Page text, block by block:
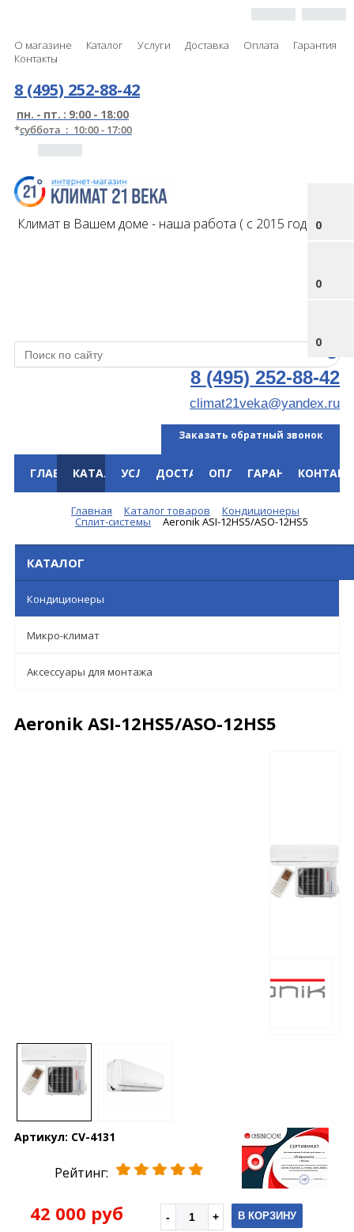
О магазине Каталог Услуги Доставка Оплата
Гарантия
Контакты
0
0
0
8 (495) 252-88-42
пн. - пт. : 9:00 - 18:00
*суббота : 10:00 - 17:00
Климат в Вашем доме - наша работа ( с 2015 года )
8 (495) 252-88-42
climat21veka@yandex.ru
Заказать обратный звонок
ГЛАВНАЯКАТАЛОГУСЛУГИДОСТАВКАОПЛАТАГАРАНТИЯ
Главная Каталог товаров Кондиционеры
Сплит-системы Aeronik ASI-12HS5/ASO-12HS5
КАТАЛОГ
Кондиционеры
Микро-климат
Аксессуары для монтажа
Aeronik ASI-12HS5/ASO-12HS5
Артикул: CV-4131
Рейтинг:
42 000 руб В КОРЗИНУ